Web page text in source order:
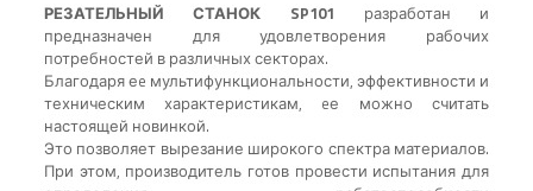
РЕЗАТЕЛЬНЫЙ СТАНОК SP101 разработан и
предназначен для удовлетворения рабочих
потребностей в различных секторах.
Благодаря еe мультифункциональности, эффективности и
техническим характеристикам, eе можно считать
настоящей новинкой.
Это позволяет вырезание широкого спектра материалов.
При этом, производитель готов провести испытания для